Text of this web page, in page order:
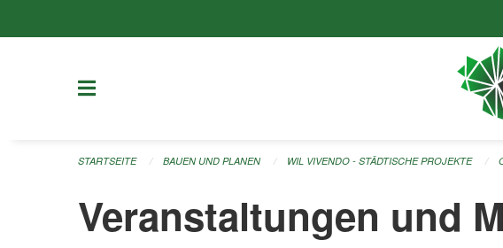
STARTSEITE BAUEN UND PLANEN WIL VIVENDO - STÄDTISCHE PROJEKTE
Veranstaltungen und